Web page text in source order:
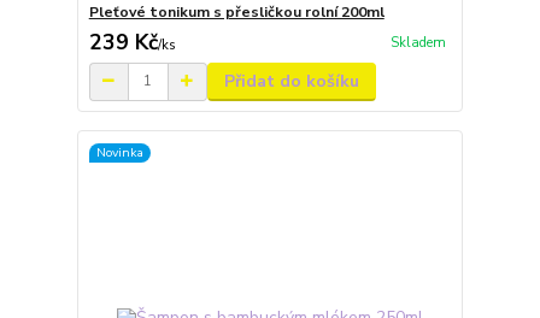
Pleťové tonikum s přesličkou rolní 200ml
239 Kč/ks Skladem
Přidat do košíku
Novinka